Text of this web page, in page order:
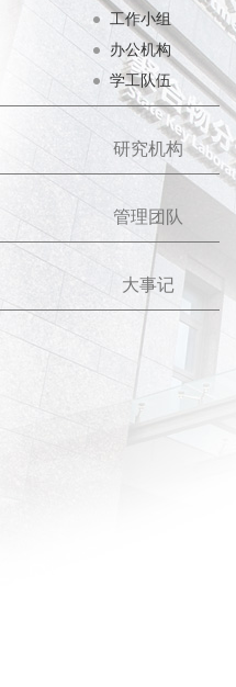
工作小组
办公机构
学工队伍
研究机构
管理团队
大事记